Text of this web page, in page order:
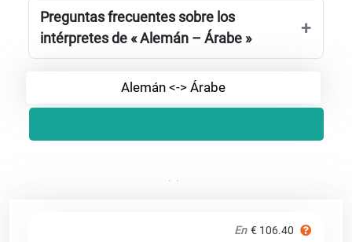
Preguntas frecuentes sobre los
intérpretes de « Alemán – Árabe »
Alemán <-> Árabe
En € 106.40